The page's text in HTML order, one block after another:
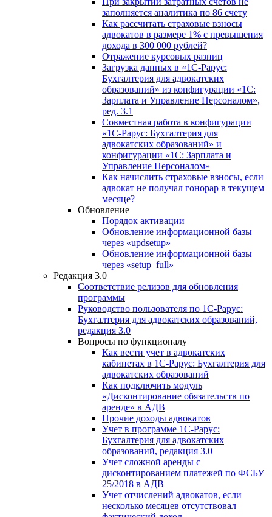
заполняется аналитика по 86 счету
Как рассчитать страховые взносы
адвокатов в размере 1% с превышения
дохода в 300 000 рублей?
Отражение курсовых разниц
Загрузка данных в «1С-Рарус:
Бухгалтерия для адвокатских
образований» из конфигурации «1С:
Зарплата и Управление Персоналом»,
ред. 3.1
Совместная работа в конфигурации
«1С-Рарус: Бухгалтерия для
адвокатских образований» и
конфигурации «1С: Зарплата и
Управление Персоналом»
Как начислить страховые взносы, если
адвокат не получал гонорар в текущем
месяце?
Обновление
Порядок активации
Обновление информационной базы
через «updsetup»
Обновление информационной базы
через «setup_full»
Редакция 3.0
Соответствие релизов для обновления
программы
Руководство пользователя по 1С-Рарус:
Бухгалтерия для адвокатских образований,
редакция 3.0
Вопросы по функционалу
Как вести учет в адвокатских
кабинетах в 1С-Рарус: Бухгалтерия для
адвокатских образований
Как подключить модуль
«Дисконтирование обязательств по
аренде» в АДВ
Прочие доходы адвокатов
Учет в программе 1С-Рарус:
Бухгалтерия для адвокатских
образований, редакция 3.0
Учет сложной аренды с
дисконтированием платежей по ФСБУ
25/2018 в АДВ
Учет отчислений адвокатов, если
несколько месяцев отсутствовал